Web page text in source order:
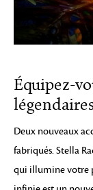
Équipez-
Deux nouveaux
fabriqués. Stella
qui illumine votre